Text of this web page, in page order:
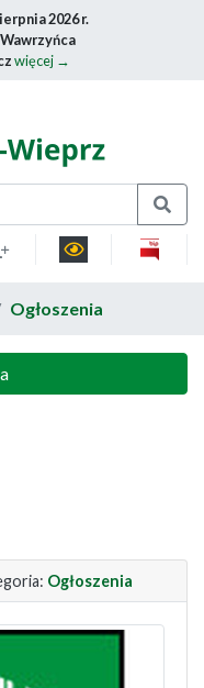
2026 r.
więcej →
Szukaj
Ogłoszenia
Ogłoszenia